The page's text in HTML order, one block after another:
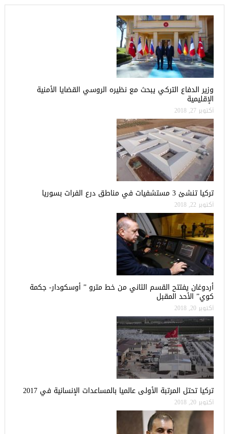
وزير الدفاع التركي يبحث مع نظيره الروسي القضايا الأمنية
الإقليمية
أكتوبر 27, 2018
تركيا تنشئ 3 مستشفيات في مناطق درع الفرات بسوريا
أكتوبر 22, 2018
أردوغان يفتتح القسم الثاني من خط مترو ” أوسكودار- جكمة
كوي” الأحد المقبل
أكتوبر 20, 2018
تركيا تحتل المرتبة الأولى عالميا بالمساعدات الإنسانية في 2017
أكتوبر 20, 2018